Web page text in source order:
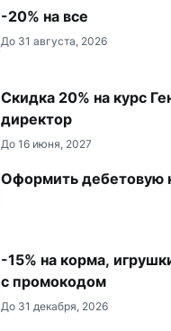
-20% на все
До 31 августа, 2026
Скидка 20% на курс
директор
До 16 июня, 2027
Оформить дебетовую
-15% на корма,
с промокодом
До 31 декабря, 2026